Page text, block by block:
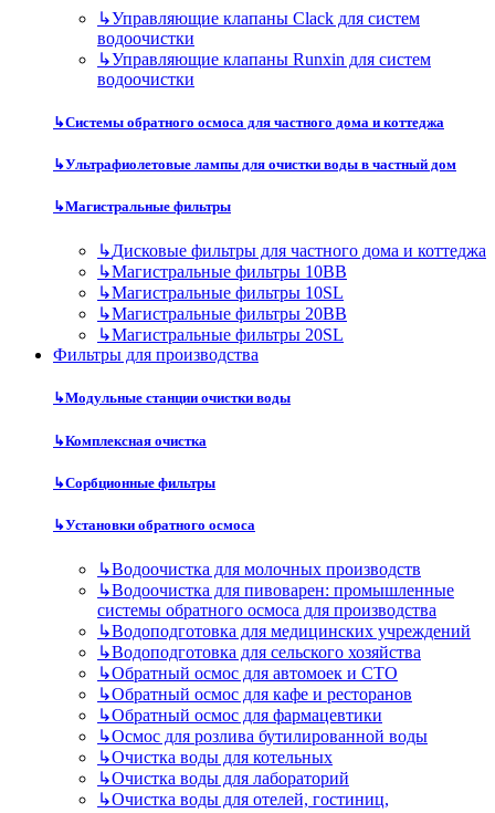
↳Управляющие клапаны Clack для систем
водоочистки
↳Управляющие клапаны Runxin для систем
водоочистки
↳Системы обратного осмоса для частного дома и коттеджа
↳Ультрафиолетовые лампы для очистки воды в частный дом
↳Магистральные фильтры
↳Дисковые фильтры для частного дома и коттеджа
↳Магистральные фильтры 10BB
↳Магистральные фильтры 10SL
↳Магистральные фильтры 20BB
↳Магистральные фильтры 20SL
Фильтры для производства
↳Модульные станции очистки воды
↳Комплексная очистка
↳Сорбционные фильтры
↳Установки обратного осмоса
↳Водоочистка для молочных производств
↳Водоочистка для пивоварен: промышленные
системы обратного осмоса для производства
↳Водоподготовка для медицинских учреждений
↳Водоподготовка для сельского хозяйства
↳Обратный осмос для автомоек и СТО
↳Обратный осмос для кафе и ресторанов
↳Обратный осмос для фармацевтики
↳Осмос для розлива бутилированной воды
↳Очистка воды для котельных
↳Очистка воды для лабораторий
↳Очистка воды для отелей, гостиниц,